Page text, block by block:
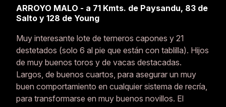
ARROYO MALO - a 71 Kmts. de Paysandu, 83 de
Salto y 128 de Young
Muy interesante lote de terneros capones y 21
destetados (solo 6 al pie que están con tablilla). Hijos
de muy buenos toros y de vacas destacadas.
Largos, de buenos cuartos, para asegurar un muy
buen comportamiento en cualquier sistema de recría,
para transformarse en muy buenos novillos. El